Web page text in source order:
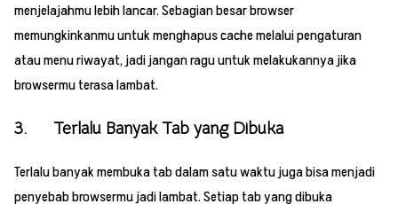
menjelajahmu lebih lancar. Sebagian besar browser
memungkinkanmu untuk menghapus cache melalui pengaturan
atau menu riwayat, jadi jangan ragu untuk melakukannya jika
browsermu terasa lambat.
3. Terlalu Banyak Tab yang Dibuka
Terlalu banyak membuka tab dalam satu waktu juga bisa menjadi
penyebab browsermu jadi lambat. Setiap tab yang dibuka